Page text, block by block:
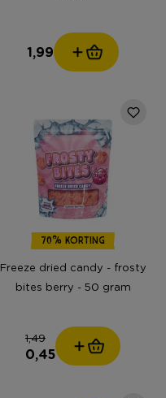
1,99
70% KORTING
Freeze dried candy - frosty
bites berry - 50 gram
1,49
0,45